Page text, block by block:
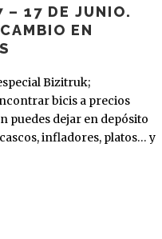
– 17 DE JUNIO.
EN
Bizitruk;
bicis a precios
puedes dejar en depósito
infladores, platos… y